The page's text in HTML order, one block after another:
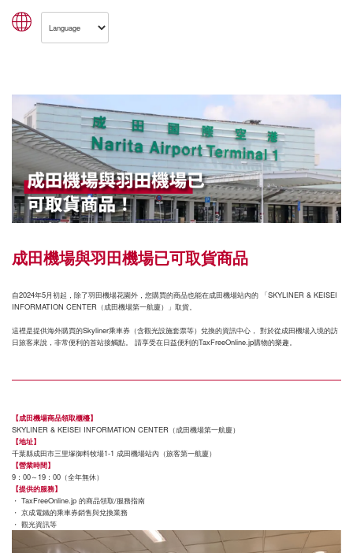
成田機場與羽田機場已可取貨商品
自2024年5月初起，除了羽田機場花園外，您購買的商品也能在成田機場站內的 「SKYLINER & KEISEI
INFORMATION CENTER（成田機場第一航廈）」取貨。
這裡是提供海外購買的Skyliner乘車券（含觀光設施套票等）兌換的資訊中心， 對於從成田機場入境的訪
日旅客來說，非常便利的首站接觸點。 請享受在日益便利的TaxFreeOnline.jp購物的樂趣。
【成田機場商品領取櫃檯】
SKYLINER & KEISEI INFORMATION CENTER（成田機場第一航廈）
【地址】
千葉縣成田市三里塚御料牧場1-1 成田機場站內（旅客第一航廈）
【營業時間】
9：00～19：00（全年無休）
【提供的服務】
・ TaxFreeOnline.jp 的商品領取/服務指南
・ 京成電鐵的乘車券銷售與兌換業務
・ 觀光資訊等